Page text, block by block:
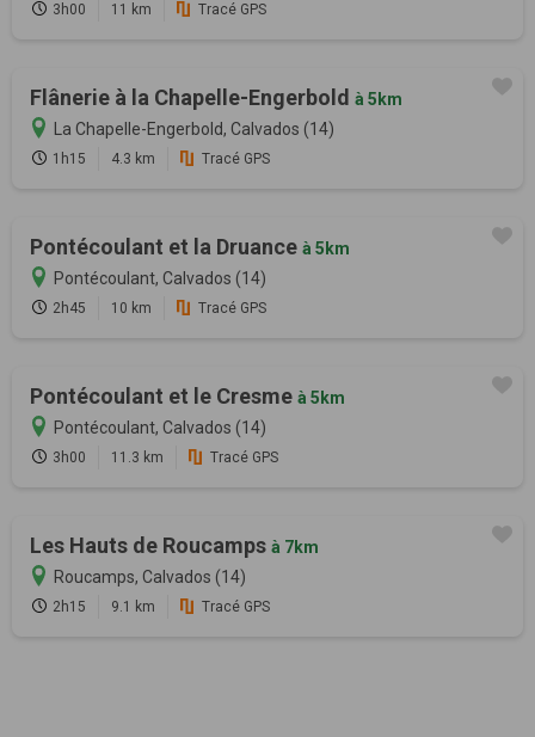
3h00 11 km Tracé GPS
Flânerie à la Chapelle-Engerbold à 5km
La Chapelle-Engerbold, Calvados (14)
1h15 4.3 km Tracé GPS
Pontécoulant et la Druance à 5km
Pontécoulant, Calvados (14)
2h45 10 km Tracé GPS
Pontécoulant et le Cresme à 5km
Pontécoulant, Calvados (14)
3h00 11.3 km Tracé GPS
Les Hauts de Roucamps à 7km
Roucamps, Calvados (14)
2h15 9.1 km Tracé GPS